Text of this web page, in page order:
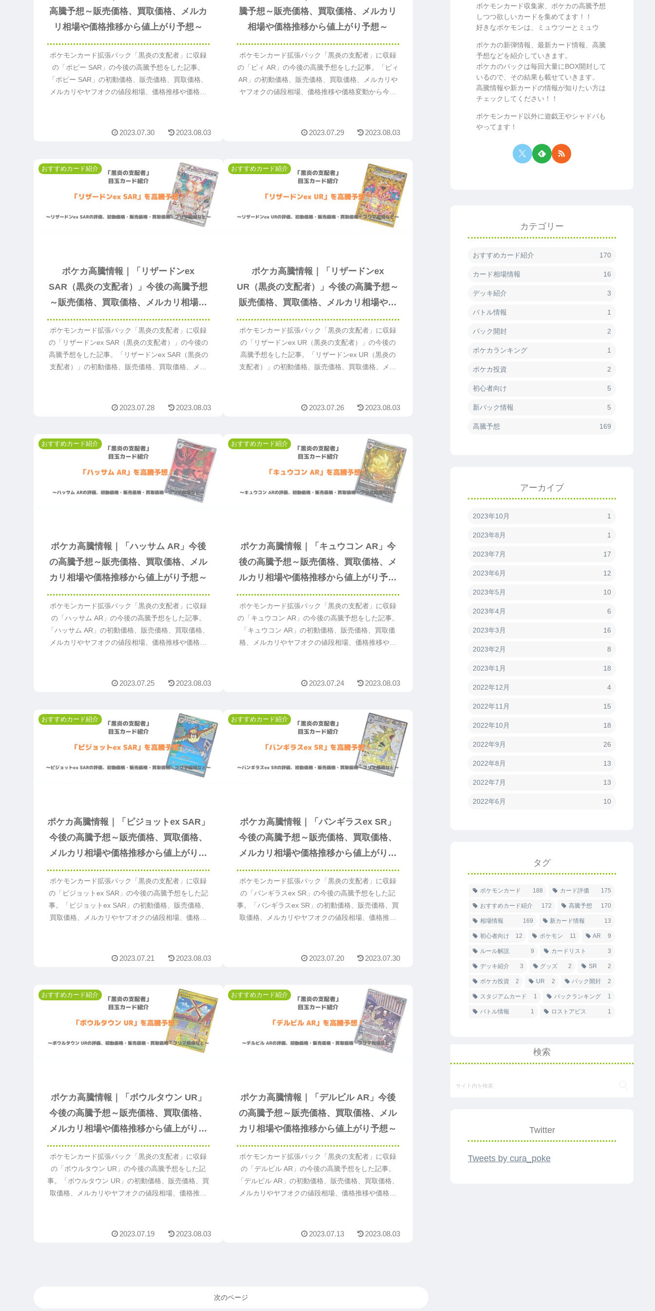
高騰予想～販売価格、買取価格、メルカ
リ相場や価格推移から値上がり予想～
ポケモンカード拡張パック「黒炎の支配者」に収録
の「ポピー SAR」の今後の高騰予想をした記事。
「ポピー SAR」の初動価格、販売価格、買取価格、
メルカリやヤフオクの値段相場、価格推移や価格変
い。
2023.07.30 2023.08.03
騰予想～販売価格、買取価格、メルカリ
相場や価格推移から値上がり予想～
ポケモンカード拡張パック「黒炎の支配者」に収録
の「ピィ AR」の今後の高騰予想をした記事。「ピィ
AR」の初動価格、販売価格、買取価格、メルカリや
ヤフオクの値段相場、価格推移や価格変動から今後
2023.07.29 2023.08.03
おすすめカード紹介
ポケカ高騰情報｜「リザードンex
SAR（黒炎の支配者）」今後の高騰予想
～販売価格、買取価格、メルカリ相場や
価格推移から値上がり予想～
ポケモンカード拡張パック「黒炎の支配者」に収録
の「リザードンex SAR（黒炎の支配者）」の今後の
高騰予想をした記事。「リザードンex SAR（黒炎の
支配者）」の初動価格、販売価格、買取価格、メル
SAR（黒炎の支配者）」の値上がり予想の参考にな
2023.07.28 2023.08.03
おすすめカード紹介
ポケカ高騰情報｜「リザードンex
UR（黒炎の支配者）」今後の高騰予想～
販売価格、買取価格、メルカリ相場や価
格推移から値上がり予想～
ポケモンカード拡張パック「黒炎の支配者」に収録
の「リザードンex UR（黒炎の支配者）」の今後の
高騰予想をした記事。「リザードンex UR（黒炎の
支配者）」の初動価格、販売価格、買取価格、メル
UR（黒炎の支配者）」の値上がり予想の参考になる
2023.07.26 2023.08.03
おすすめカード紹介
ポケカ高騰情報｜「ハッサム AR」今後
の高騰予想～販売価格、買取価格、メル
カリ相場や価格推移から値上がり予想～
ポケモンカード拡張パック「黒炎の支配者」に収録
の「ハッサム AR」の今後の高騰予想をした記事。
「ハッサム AR」の初動価格、販売価格、買取価格、
メルカリやヤフオクの値段相場、価格推移や価格変
い。
2023.07.25 2023.08.03
おすすめカード紹介
ポケカ高騰情報｜「キュウコン AR」今
後の高騰予想～販売価格、買取価格、メ
ルカリ相場や価格推移から値上がり予想
～
ポケモンカード拡張パック「黒炎の支配者」に収録
の「キュウコン AR」の今後の高騰予想をした記事。
「キュウコン AR」の初動価格、販売価格、買取価
格、メルカリやヤフオクの値段相場、価格推移や価
ください。
2023.07.24 2023.08.03
おすすめカード紹介
ポケカ高騰情報｜「ピジョットex SAR」
今後の高騰予想～販売価格、買取価格、
メルカリ相場や価格推移から値上がり予
想～
ポケモンカード拡張パック「黒炎の支配者」に収録
の「ピジョットex SAR」の今後の高騰予想をした記
事。「ピジョットex SAR」の初動価格、販売価格、
買取価格、メルカリやヤフオクの値段相場、価格推
ずは読んでください。
2023.07.21 2023.08.03
おすすめカード紹介
ポケカ高騰情報｜「バンギラスex SR」
今後の高騰予想～販売価格、買取価格、
メルカリ相場や価格推移から値上がり予
想～
ポケモンカード拡張パック「黒炎の支配者」に収録
の「バンギラスex SR」の今後の高騰予想をした記
事。「バンギラスex SR」の初動価格、販売価格、買
取価格、メルカリやヤフオクの値段相場、価格推移
読んでください。
2023.07.20 2023.07.30
おすすめカード紹介
ポケカ高騰情報｜「ボウルタウン UR」
今後の高騰予想～販売価格、買取価格、
メルカリ相場や価格推移から値上がり予
想～
ポケモンカード拡張パック「黒炎の支配者」に収録
の「ボウルタウン UR」の今後の高騰予想をした記
事。「ボウルタウン UR」の初動価格、販売価格、買
取価格、メルカリやヤフオクの値段相場、価格推移
読んでください。
2023.07.19 2023.08.03
おすすめカード紹介
ポケカ高騰情報｜「デルビル AR」今後
の高騰予想～販売価格、買取価格、メル
カリ相場や価格推移から値上がり予想～
ポケモンカード拡張パック「黒炎の支配者」に収録
の「デルビル AR」の今後の高騰予想をした記事。
「デルビル AR」の初動価格、販売価格、買取価格、
メルカリやヤフオクの値段相場、価格推移や価格変
い。
2023.07.13 2023.08.03
次のページ
ポケモンカード収集家、ポケカの高騰予想
しつつ欲しいカードを集めてます！！
好きなポケモンは、ミュウツーとミュウ
ポケカの新弾情報、最新カード情報、高騰
予想などを紹介していきます。
ポケカのパックは毎回大量にBOX開封して
いるので、その結果も載せていきます。
高騰情報や新カードの情報が知りたい方は
チェックしてください！！
ポケモンカード以外に遊戯王やシャドバも
やってます！
カテゴリー
おすすめカード紹介 170
カード相場情報 16
デッキ紹介 3
バトル情報 1
パック開封 2
ポケカランキング 1
ポケカ投資 2
初心者向け 5
新パック情報 5
高騰予想 169
アーカイブ
2023年10月 1
2023年8月 1
2023年7月 17
2023年6月 12
2023年5月 10
2023年4月 6
2023年3月 16
2023年2月 8
2023年1月 18
2022年12月 4
2022年11月 15
2022年10月 18
2022年9月 26
2022年8月 13
2022年7月 13
2022年6月 10
タグ
ポケモンカード 188 カード評価 175
おすすめカード紹介 172 高騰予想 170
相場情報 169 新カード情報 13
初心者向け 12 ポケモン 11 AR 9
ルール解説 9 カードリスト 3
デッキ紹介 3 グッズ 2 SR 2
ポケカ投資 2 UR 2 パック開封 2
スタジアムカード 1 パックランキング 1
バトル情報 1 ロストアビス 1
検索
Twitter
Tweets by cura_poke